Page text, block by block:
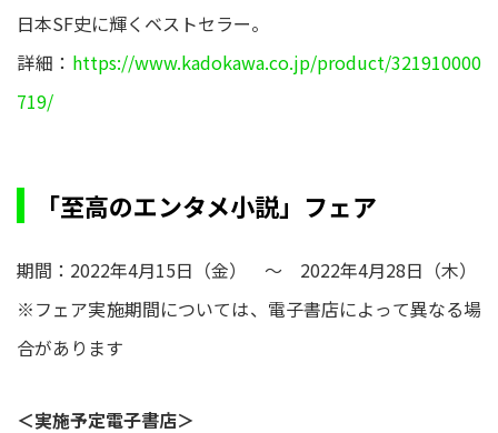
日本SF史に輝くベストセラー。
詳細： https://www.kadokawa.co.jp/product/321910000
719/
「至高のエンタメ小説」フェア
期間：2022年4月15日（金） ～ 2022年4月28日（木）
※フェア実施期間については、電子書店によって異なる場
合があります
＜実施予定電子書店＞